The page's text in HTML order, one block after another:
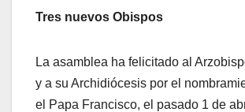
Tres nuevos Obispos
La asamblea ha felicitado al
y a su Archidiócesis por el
el Papa Francisco, el pasado 1 de